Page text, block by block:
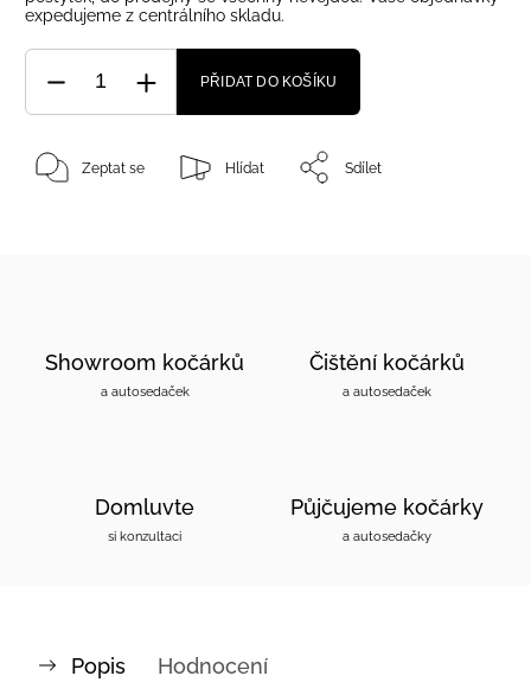
expedujeme z centrálního skladu.
PŘIDAT DO KOŠÍKU
Zeptat se Hlídat Sdílet
Showroom kočárků
a autosedaček
Čištění kočárků
a autosedaček
Domluvte
si konzultaci
Půjčujeme kočárky
a autosedačky
Popis Hodnocení